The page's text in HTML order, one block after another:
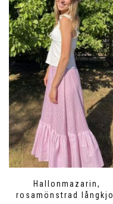
Hallonmazarin,
rosamönstrad långkjol